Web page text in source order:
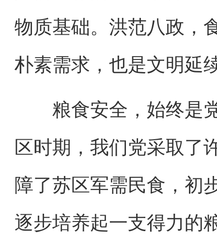
物质基础。洪范八政，
朴素需求，也是文明延
粮食安全，始终是党
区时期，我们党采取了
障了苏区军需民食，初
逐步培养起一支得力的